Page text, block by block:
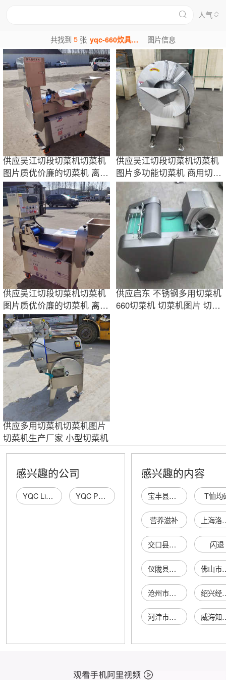
人气
共找到5 张 yqc-660炊具机械图片 图片信息
供应吴江切段切菜机切菜机
图片质优价廉的切菜机 离心
筒的切菜机
供应吴江切段切菜机切菜机
图片多功能切菜机 商用切菜
机
供应吴江切段切菜机切菜机
图片质优价廉的切菜机 离心
筒的切菜机
供应启东 不锈钢多用切菜机
660切菜机 切菜机图片 切菜
供应多用切菜机切菜机图片
切菜机生产厂家 小型切菜机
感兴趣的公司
YQC Limited YQC PROCESS CONTROLS LIMITED
感兴趣的内容
宝丰县万山源新型建材有限公司 T恤均
营养滋补 上海洛洋
交口县美缔可美容养生店 闪退
仪陇县红鸿种养殖农民专业合作社 佛山市
沧州市运河区琪阳服装店 绍兴经济开
河津市春信贸易有限公司 威海知